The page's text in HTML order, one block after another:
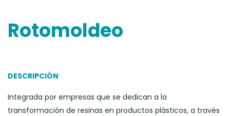
Rotomoldeo
DESCRIPCIÓN
Integrada por empresas que se dedican a la
transformación de resinas en productos plásticos, a través